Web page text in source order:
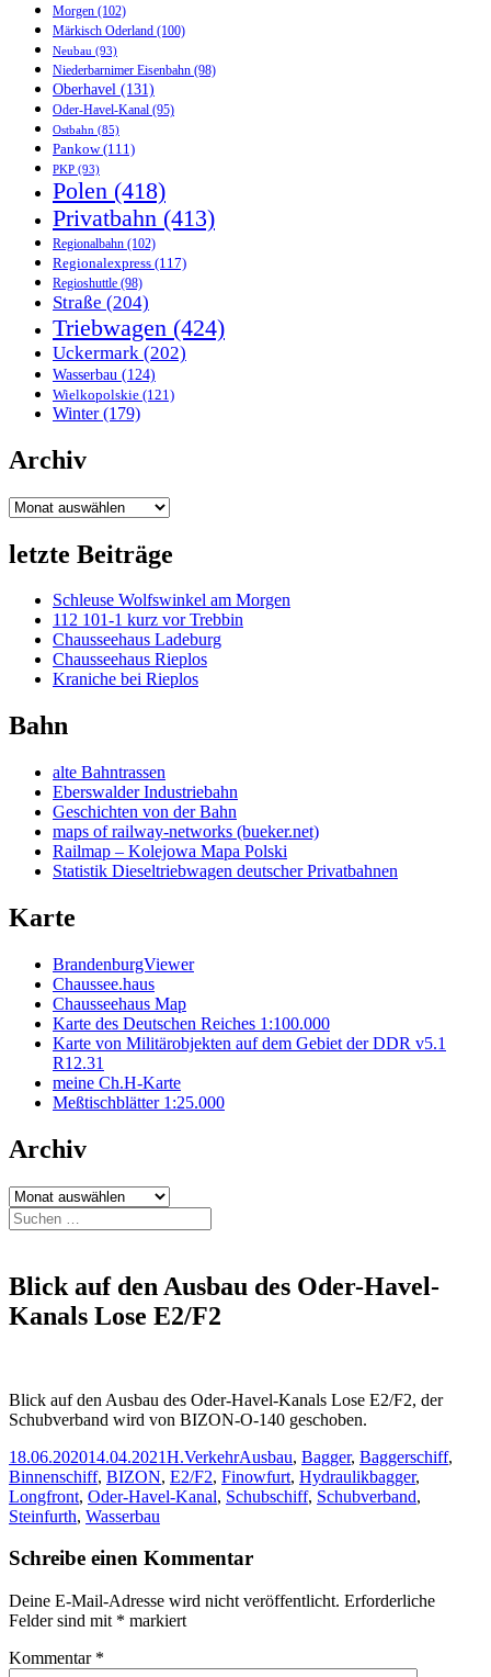
Morgen (102)
Märkisch Oderland (100)
Neubau (93)
Niederbarnimer Eisenbahn (98)
Oberhavel (131)
Oder-Havel-Kanal (95)
Ostbahn (85)
Pankow(111)
PKP (93)
Polen (418)
Privatbahn (413)
Regionalbahn (102)
Regionalexpress (117)
Regioshuttle (98)
Straße (204)
Triebwagen (424)
Uckermark (202)
Wasserbau (124)
Wielkopolskie (121)
Winter(179)
Archiv
Archiv
letzte Beiträge
Schleuse Wolfswinkel am Morgen
112 101-1 kurz vor Trebbin
Chausseehaus Ladeburg
Chausseehaus Rieplos
Kraniche bei Rieplos
Bahn
alte Bahntrassen
Eberswalder Industriebahn
Geschichten von der Bahn
maps of railway-networks (bueker.net)
Railmap – Kolejowa Mapa Polski
Statistik Dieseltriebwagen deutscher Privatbahnen
Karte
BrandenburgViewer
Chaussee.haus
Chausseehaus Map
Karte des Deutschen Reiches 1:100.000
Karte von Militärobjekten auf dem Gebiet der DDR v5.1
R12.31
meine Ch.H-Karte
Meßtischblätter 1:25.000
Archiv
Archiv
Suchen
nach:
Blick auf den Ausbau des Oder-Havel-
Kanals Lose E2/F2
Blick auf den Ausbau des Oder-Havel-Kanals Lose E2/F2, der
Schubverband wird von BIZON-O-140 geschoben.
Veröffentlicht
am
18.06.202014.04.2021Autor
H.Kategorien
VerkehrSchlagwörter
Ausbau, Bagger, Baggerschiff,
Binnenschiff, BIZON, E2/F2, Finowfurt, Hydraulikbagger,
Longfront, Oder-Havel-Kanal, Schubschiff, Schubverband,
Steinfurth, Wasserbau
Schreibe einen Kommentar
Deine E-Mail-Adresse wird nicht veröffentlicht. Erforderliche
Felder sind mit * markiert
Kommentar *